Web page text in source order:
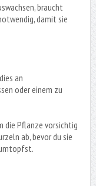
braucht
damit sie
an
oder einem zu
die Pflanze vorsichtig
ab, bevor du sie